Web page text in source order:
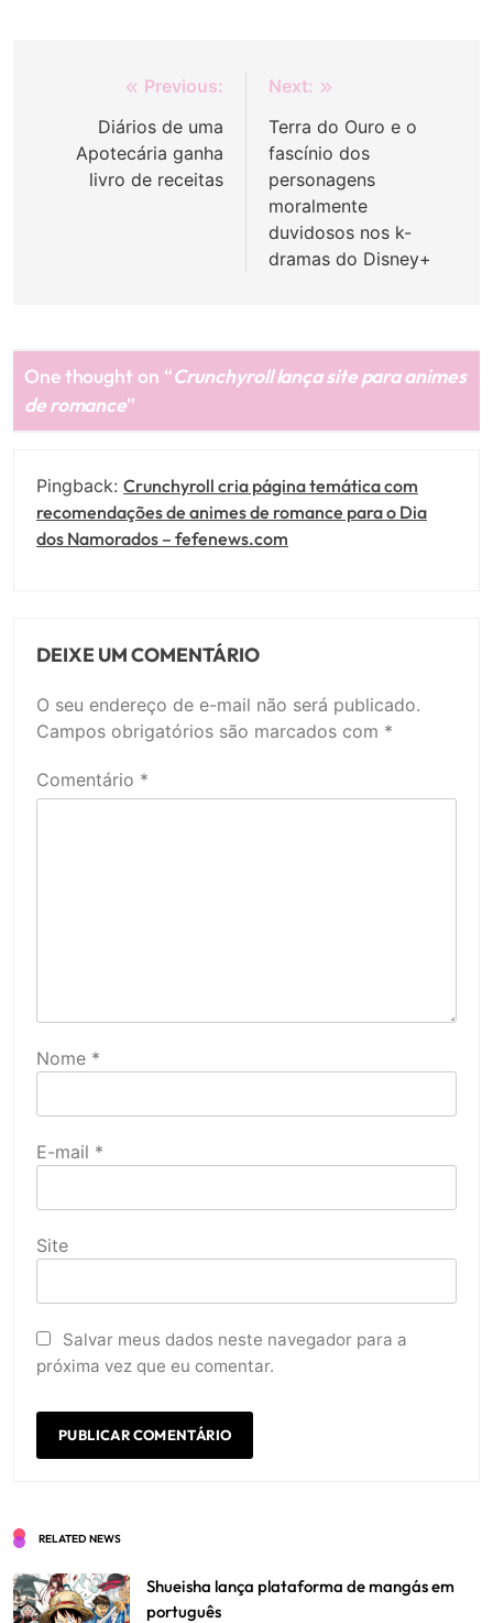
Navegação
Post
Previous:
Diários de uma
Apotecária ganha
livro de receitas
Next:
Terra do Ouro e o
fascínio dos
personagens
moralmente
duvidosos nos k-
dramas do Disney+
One thought on “Crunchyroll lança site para animes
de romance”
Pingback: Crunchyroll cria página temática com
recomendações de animes de romance para o Dia
dos Namorados – fefenews.com
DEIXE UM COMENTÁRIO
O seu endereço de e-mail não será publicado.
Campos obrigatórios são marcados com *
Comentário *
Nome *
E-mail *
Site
Salvar meus dados neste navegador para a
próxima vez que eu comentar.
RELATED NEWS
Shueisha lança plataforma de mangás em
português